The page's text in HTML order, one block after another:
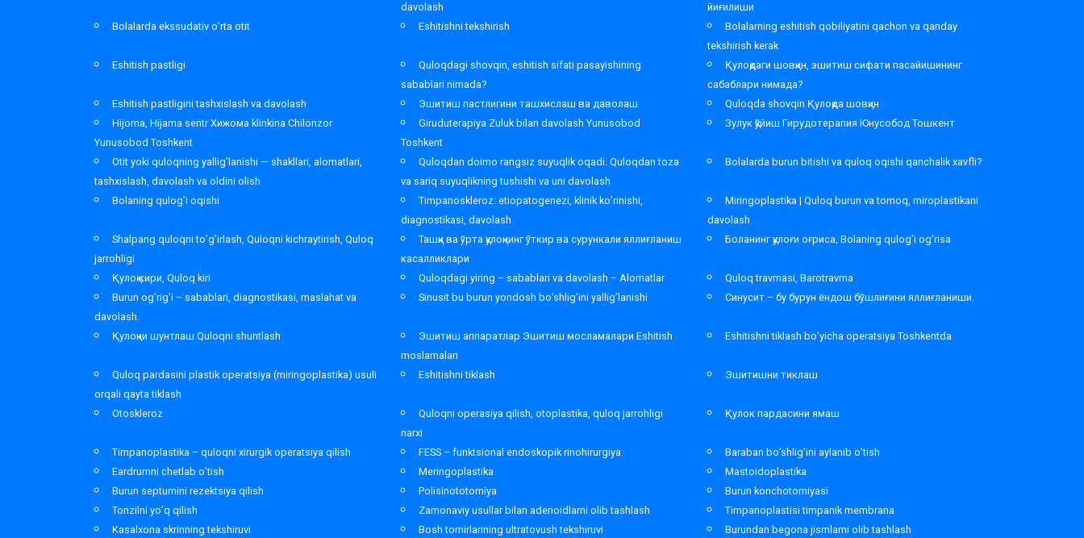
davolash
йиғилиши
Bolalarda ekssudativ o’rta otit
Eshitishni tekshirish
Bolalarning eshitish qobiliyatini qachon va qanday
tekshirish kerak
Eshitish pastligi
Quloqdagi shovqin, eshitish sifati pasayishining
sabablari nimada?
Қулоқдаги шовқин, эшитиш сифати пасайишининг
сабаблари нимада?
Eshitish pastligini tashxislash va davolash
Эшитиш пастлигини ташхислаш ва даволаш
Quloqda shovqin Қулоқда шовқин
Hijoma, Hijama sentr Хижома klinkina Chilonzor
Yunusobod Toshkent
Giruduterapiya Zuluk bilan davolash Yunusobod
Toshkent
Зулук қўйиш Гирудотерапия Юнусобод Тошкент
Otit yoki quloqning yallig’lanishi — shakllari, alomatlari,
tashxislash, davolash va oldini olish
Quloqdan doimo rangsiz suyuqlik oqadi. Quloqdan toza
va sariq suyuqlikning tushishi va uni davolash
Bolalarda burun bitishi va quloq oqishi qanchalik xavfli?
Bolaning qulog’i oqishi
Timpanoskleroz: etiopatogenezi, klinik ko’rinishi,
diagnostikasi, davolash
Miringoplastika | Quloq burun va tomoq, miroplastikani
davolash
Shalpang quloqni to’g’irlash, Quloqni kichraytirish, Quloq
jarrohligi
Ташқи ва ўрта қулоқнинг ўткир ва сурункали яллиғланиш
касалликлари
Боланинг қулоғи оғриса, Bolaning qulog’i og’risa
Қулоқ кири, Quloq kiri Quloqdagi yiring – sabablari va davolash – Alomatlar
Quloq travmasi, Barotravma
Burun og’rig’i – sabablari, diagnostikasi, maslahat va
davolash.
Sinusit bu burun yondosh bo’shlig’ini yallig’lanishi Синусит – бу бурун ёндош бўшлиғини яллиғланиши.
Қулоқни шунтлаш Quloqni shuntlash
Эшитиш аппаратлар Эшитиш мосламалари Eshitish
moslamalari
Eshitishni tiklash bo’yicha operatsiya Toshkentda
Quloq pardasini plastik operatsiya (miringoplastika) usuli
orqali qayta tiklash
Eshitishni tiklash Эшитишни тиклаш
Otoskleroz
Quloqni operasiya qilish, otoplastika, quloq jarrohligi
narxi
Қулок пардасини ямаш
Timpanoplastika – quloqni xirurgik operatsiya qilish FESS – funktsional endoskopik rinohirurgiya
Baraban bo’shlig’ini aylanib o’tish
Eardrumni chetlab o’tish
Meringoplastika
Mastoidoplastika
Burun septumini rezektsiya qilish
Polisinototomiya
Burun konchotomiyasi
Tonzilni yo’q qilish
Zamonaviy usullar bilan adenoidlarni olib tashlash
Timpanoplastisi timpanik membrana
Kasalxona skrinning tekshiruvi
Bosh tomirlarining ultratovush tekshiruvi Burundan begona jismlarni olib tashlash